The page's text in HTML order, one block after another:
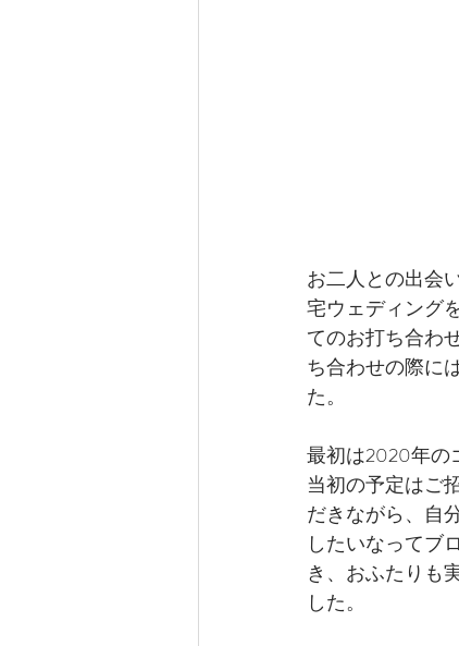
お二人との出会
宅ウェディング
てのお打ち合わ
ち合わせの際に
た。
最初は2020年の
当初の予定はご
だきながら、自
したいなってブ
き、おふたりも
した。